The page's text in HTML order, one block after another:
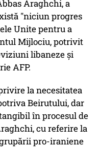
Araghchi, a
"niciun progres
Unite pentru a
Mijlociu, potrivit
libaneze şi
AFP.
la necesitatea
Beirutului, dar
în procesul de
cu referire la
pro-iraniene